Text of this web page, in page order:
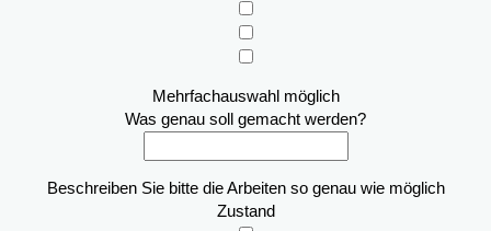
Mehrfachauswahl möglich
Was genau soll gemacht werden?
Beschreiben Sie bitte die Arbeiten so genau wie möglich
Zustand